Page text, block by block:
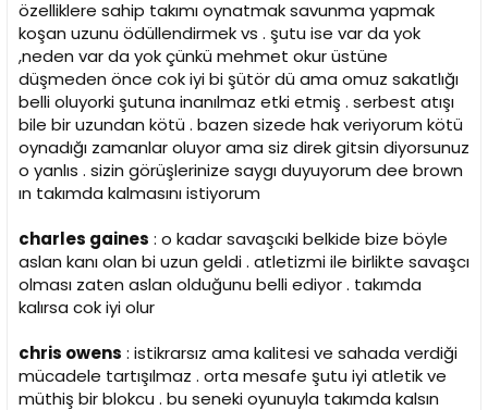
özelliklere sahip takımı oynatmak savunma yapmak
koşan uzunu ödüllendirmek vs . şutu ise var da yok
,neden var da yok çünkü mehmet okur üstüne
düşmeden önce cok iyi bi şütör dü ama omuz sakatlığı
belli oluyorki şutuna inanılmaz etki etmiş . serbest atışı
bile bir uzundan kötü . bazen sizede hak veriyorum kötü
oynadığı zamanlar oluyor ama siz direk gitsin diyorsunuz
o yanlıs . sizin görüşlerinize saygı duyuyorum dee brown
ın takımda kalmasını istiyorum
charles gaines : o kadar savaşcıki belkide bize böyle
aslan kanı olan bi uzun geldi . atletizmi ile birlikte savaşcı
olması zaten aslan olduğunu belli ediyor . takımda
kalırsa cok iyi olur
chris owens : istikrarsız ama kalitesi ve sahada verdiği
mücadele tartışılmaz . orta mesafe şutu iyi atletik ve
müthiş bir blokcu . bu seneki oyunuyla takımda kalsın